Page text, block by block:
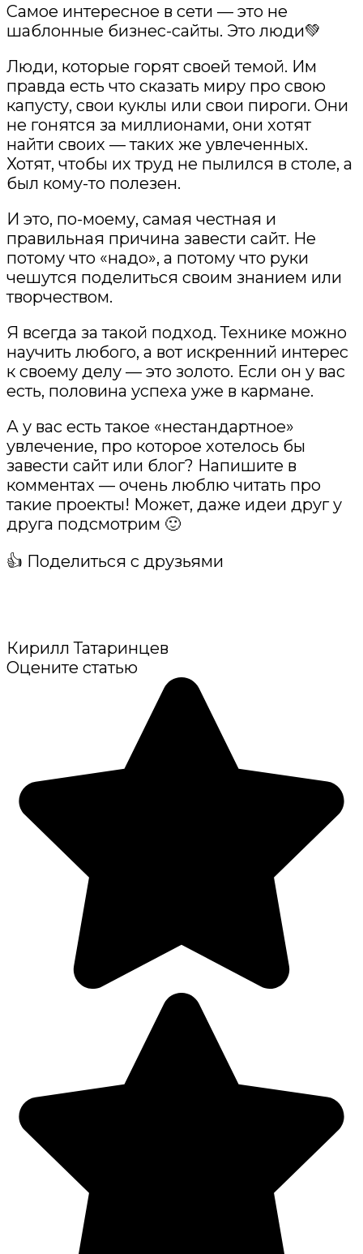
Самое интересное в сети — это не
шаблонные бизнес-сайты. Это люди💚
Люди, которые горят своей темой. Им
правда есть что сказать миру про свою
капусту, свои куклы или свои пироги. Они
не гонятся за миллионами, они хотят
найти своих — таких же увлеченных.
Хотят, чтобы их труд не пылился в столе, а
был кому-то полезен.
И это, по-моему, самая честная и
правильная причина завести сайт. Не
потому что «надо», а потому что руки
чешутся поделиться своим знанием или
творчеством.
Я всегда за такой подход. Технике можно
научить любого, а вот искренний интерес
к своему делу — это золото. Если он у вас
есть, половина успеха уже в кармане.
А у вас есть такое «нестандартное»
увлечение, про которое хотелось бы
завести сайт или блог? Напишите в
комментах — очень люблю читать про
такие проекты! Может, даже идеи друг у
друга подсмотрим 🙂
👍 Поделиться с друзьями
Кирилл Татаринцев
Оцените статью